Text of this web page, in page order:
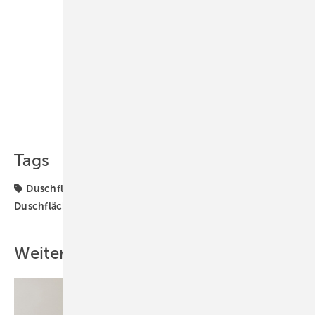
Tags
Duschfläche
Duschfläche
Weitere Inhalte